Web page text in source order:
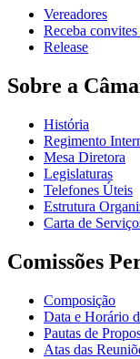
Vereadores
Receba
Release
Sobre a
História
Regimento
Mesa Diretora
Legislaturas
Telefones Úteis
Estrutura
Carta de
Comissões
Composição
Data e Horário
Pautas de
Atas das